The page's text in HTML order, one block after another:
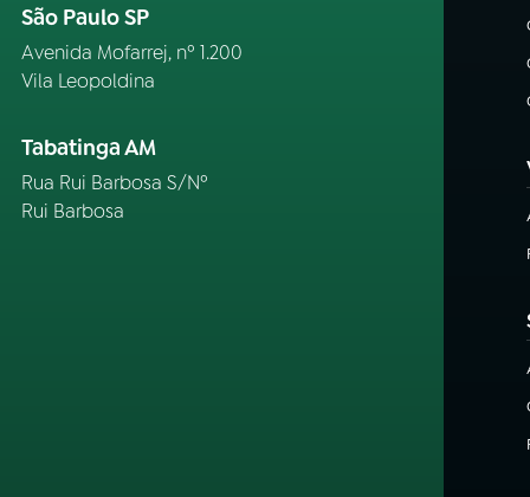
São Paulo SP
Avenida Mofarrej, nº 1.200
Vila Leopoldina
Tabatinga AM
Rua Rui Barbosa S/Nº
Rui Barbosa